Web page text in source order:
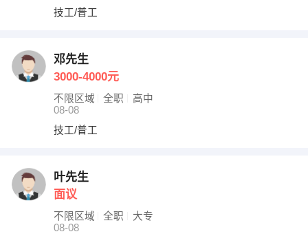
技工/普工
邓先生
3000-4000元
不限区域 全职
高中
08-08
技工/普工
叶先生
面议
不限区域 全职
大专
08-08